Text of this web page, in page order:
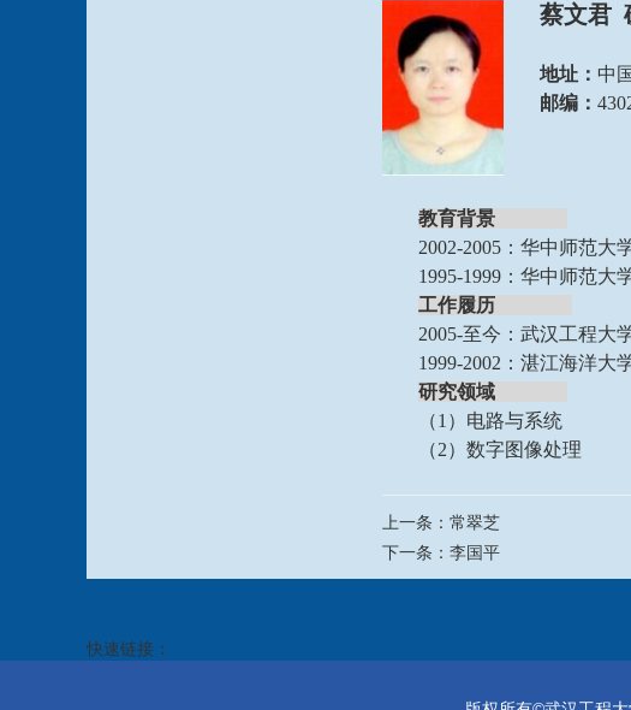
蔡文君
地址： 中国
邮编：
教育背景
2002-2005：华中师范大
1995-1999：华中师范大
工作履历
2005-至今：武汉工程大
1999-2002：湛江海洋大
研究领域
（1）电路与系统
（2）数字图像处理
上一条： 常翠芝
下一条： 李国平
快速链接：